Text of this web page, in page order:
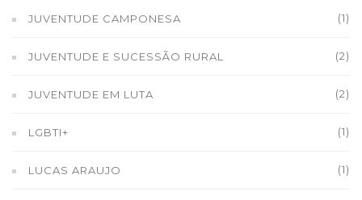
JUVENTUDE CAMPONESA (1)
JUVENTUDE E SUCESSÃO RURAL (2)
JUVENTUDE EM LUTA (2)
LGBTI+ (1)
LUCAS ARAUJO (1)